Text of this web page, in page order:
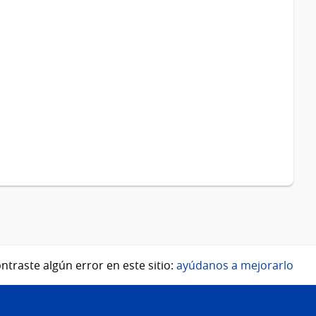
algún error en este sitio: ayúdanos a mejorarlo